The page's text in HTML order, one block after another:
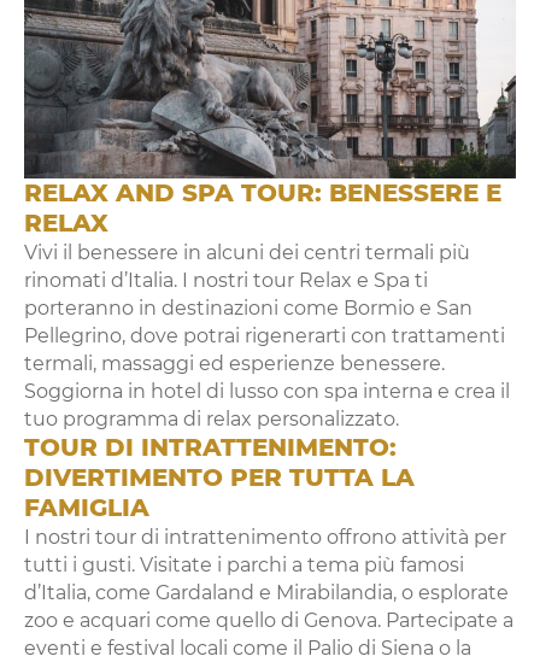
RELAX AND SPA TOUR: BENESSERE E
RELAX
Vivi il benessere in alcuni dei centri termali più
rinomati d’Italia. I nostri tour Relax e Spa ti
porteranno in destinazioni come Bormio e San
Pellegrino, dove potrai rigenerarti con trattamenti
termali, massaggi ed esperienze benessere.
Soggiorna in hotel di lusso con spa interna e crea il
tuo programma di relax personalizzato.
TOUR DI INTRATTENIMENTO:
DIVERTIMENTO PER TUTTA LA
FAMIGLIA
I nostri tour di intrattenimento offrono attività per
tutti i gusti. Visitate i parchi a tema più famosi
d’Italia, come Gardaland e Mirabilandia, o esplorate
zoo e acquari come quello di Genova. Partecipate a
eventi e festival locali come il Palio di Siena o la